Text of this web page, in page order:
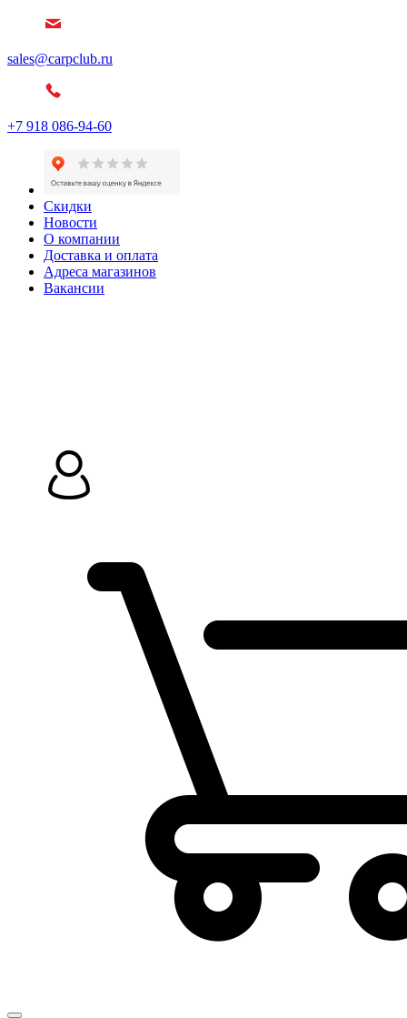
sales@carpclub.ru
+7 918 086-94-60
Скидки
Новости
О компании
Доставка и оплата
Адреса магазинов
Вакансии